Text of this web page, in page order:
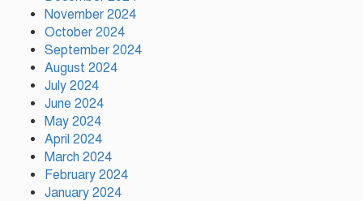
মোঃ মফিজুল ইসলাম (সুমন) মোতাওয়াল্লী/সেক্রেটারী
November 2024
October 2024
September 2024
August 2024
July 2024
June 2024
May 2024
April 2024
March 2024
February 2024
January 2024